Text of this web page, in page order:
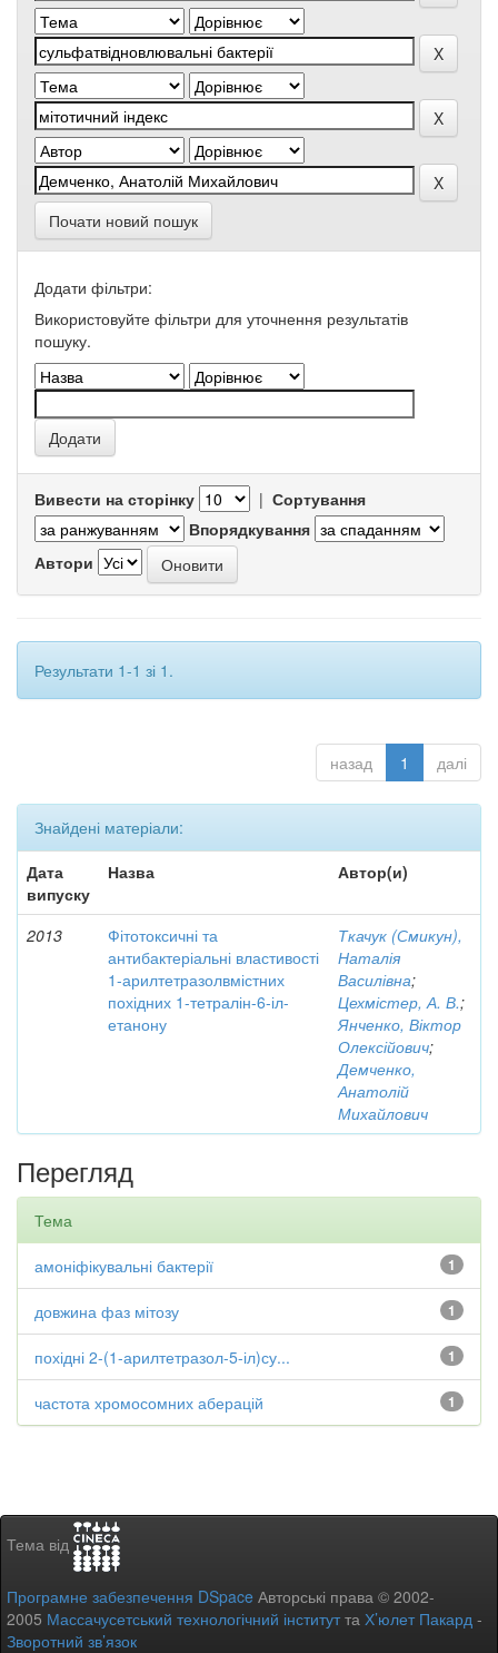
Почати новий пошук
Додати фільтри:
Використовуйте фільтри для уточнення результатів
пошуку.
Вивести на сторінку | Сортування
Впорядкування
Автори
Результати 1-1 зі 1.
назад 1 далі
Знайдені матеріали:
Дата
випуску
Назва Автор(и)
2013
Фітотоксичні та
антибактеріальні властивості
1-арилтетразолвмістних
похідних 1-тетралін-6-іл-
етанону
Ткачук (Смикун),
Наталія
Василівна;
Цехмістер, А. В.;
Янченко, Віктор
Олексійович;
Демченко,
Анатолій
Михайлович
Перегляд
Тема
1
амоніфікувальні бактерії
1
довжина фаз мітозу
1
похідні 2-(1-арилтетразол-5-іл)су...
1
частота хромосомних аберацій
Тема від
Програмне забезпечення DSpace Авторські права © 2002-
2005 Массачусетський технологічний інститутта Х’юлет Пакард -
Зворотний зв’язок